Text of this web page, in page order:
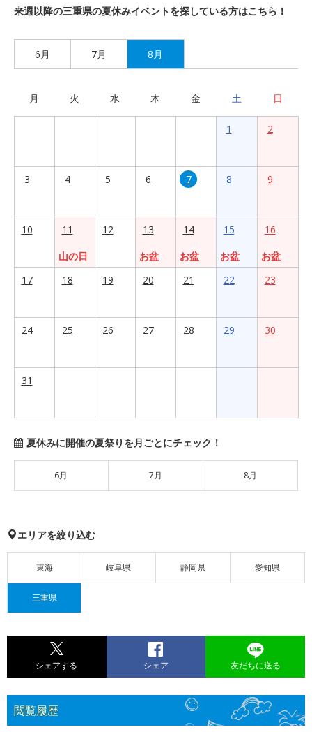
来週以降の三重県の夏休みイベントを探している方はこちら！
6月 7月 8月
月 火 水 木 金 土 日
1 2
3 4 5 6 7 8 9
10
11
山の日
12
13
お盆
14
お盆
15
お盆
16
お盆
17
18 19 20 21 22 23
24 25 26 27 28 29 30
31
夏休みに開催の夏祭りを月ごとにチェック！
6月 7月 8月
エリアを絞り込む
東海 岐阜県 静岡県 愛知県
三重県
シェアする シェア 友だちに送る
閲覧履歴